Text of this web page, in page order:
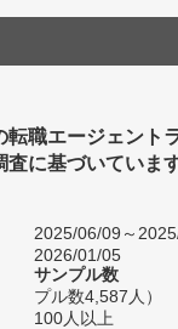
転職エージェント
査に基づいています
2025/06/09～
2026/01/05
サンプル数
プル数4,587人）
100人以上